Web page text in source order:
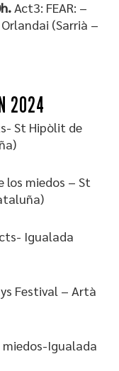
Act3: FEAR: –
(Sarrià –
2024
St Hipòlit de
los miedos – St
Igualada
Festival – Artà
miedos-Igualada